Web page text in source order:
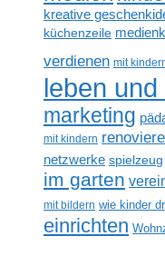
kreative
küchenzeile
verdienen mit
leben
marketing
mit kindern
netzwerke spielzeug
im garten
mit bildern wie kinder
einrichten